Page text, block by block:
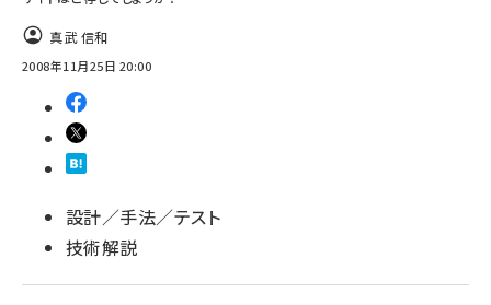
真武 信和
2008年11月25日 20:00
設計／手法／テスト
技術解説